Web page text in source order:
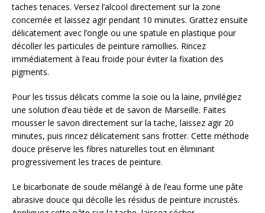
taches tenaces. Versez l’alcool directement sur la zone
concernée et laissez agir pendant 10 minutes. Grattez ensuite
délicatement avec l’ongle ou une spatule en plastique pour
décoller les particules de peinture ramollies. Rincez
immédiatement à l’eau froide pour éviter la fixation des
pigments.
Pour les tissus délicats comme la soie ou la laine, privilégiez
une solution d’eau tiède et de savon de Marseille. Faites
mousser le savon directement sur la tache, laissez agir 20
minutes, puis rincez délicatement sans frotter. Cette méthode
douce préserve les fibres naturelles tout en éliminant
progressivement les traces de peinture.
Le bicarbonate de soude mélangé à de l’eau forme une pâte
abrasive douce qui décolle les résidus de peinture incrustés.